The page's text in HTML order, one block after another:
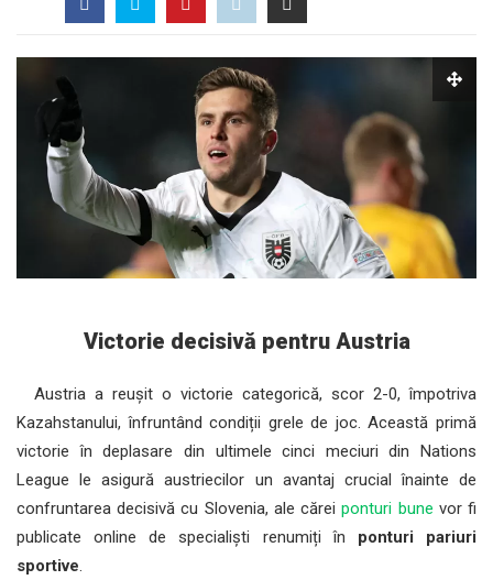
Victorie decisivă pentru Austria
Austria a reușit o victorie categorică, scor 2-0, împotriva
Kazahstanului, înfruntând condiții grele de joc. Această primă
victorie în deplasare din ultimele cinci meciuri din Nations
League le asigură austriecilor un avantaj crucial înainte de
confruntarea decisivă cu Slovenia, ale căreiponturi bune vor fi
publicate online de specialiști renumiți în ponturi pariuri
sportive.